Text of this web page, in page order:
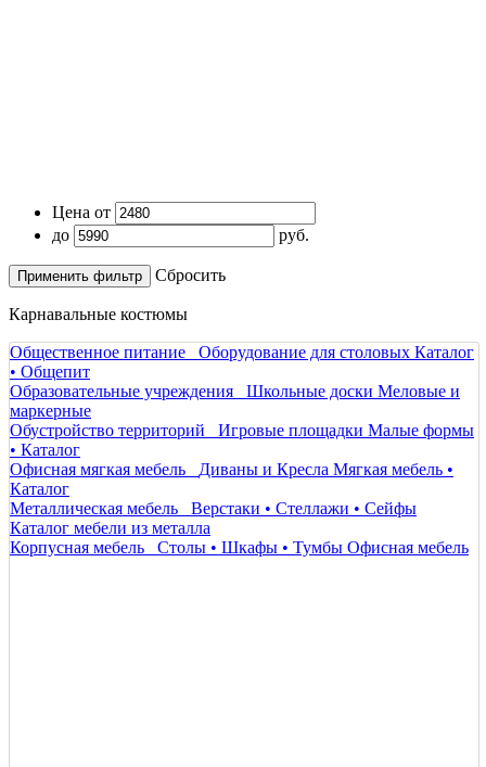
Цена от
до
руб.
Cбросить
Карнавальные костюмы
Общественное питание Оборудование для столовых Каталог
• Общепит
Образовательные учреждения
Школьные доски Меловые и
маркерные
Обустройство территорий
Игровые площадки Малые формы
• Каталог
Офисная мягкая мебель
Диваны и Кресла Мягкая мебель •
Каталог
Металлическая мебель
Верстаки • Стеллажи • Сейфы
Каталог мебели из металла
Корпусная мебель
Столы • Шкафы • Тумбы Офисная мебель